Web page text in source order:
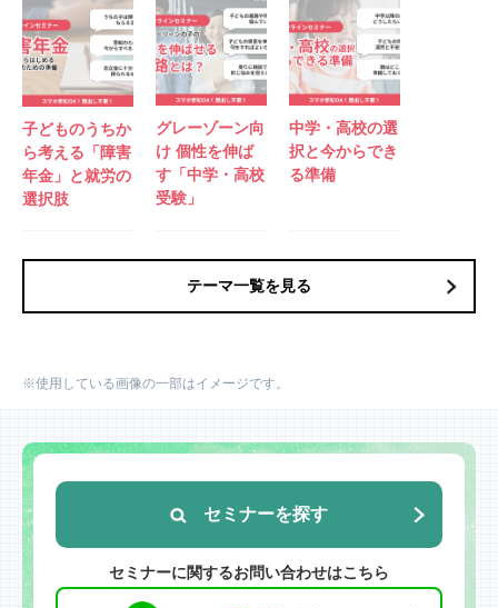
子どものうちか
ら考える「障害
年金」と就労の
選択肢
グレーゾーン向
け 個性を伸ば
す「中学・高校
受験」
中学・高校の選
択と今からでき
る準備
テーマ一覧を見る
※使用している画像の一部はイメージです。
セミナーを探す
セミナーに関するお問い合わせはこちら